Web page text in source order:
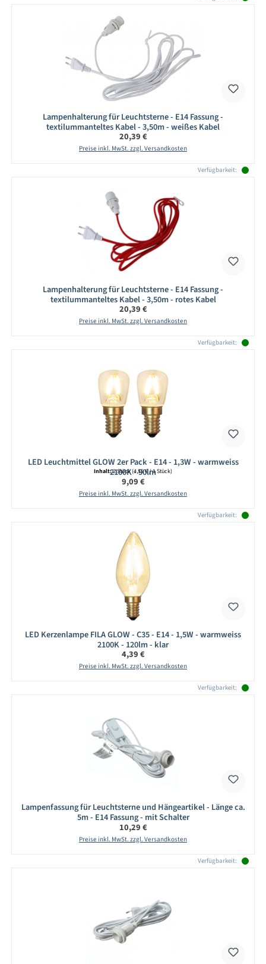
Lampenhalterung für Leuchtsterne - E14 Fassung -
textilummanteltes Kabel - 3,50m - weißes Kabel
Regulärer Preis:
20,39 €
Preise inkl. MwSt. zzgl. Versandkosten
Verfügbarkeit:
Lampenhalterung für Leuchtsterne - E14 Fassung -
textilummanteltes Kabel - 3,50m - rotes Kabel
Regulärer Preis:
20,39 €
Preise inkl. MwSt. zzgl. Versandkosten
Verfügbarkeit:
LED Leuchtmittel GLOW 2er Pack - E14 - 1,3W - warmweiss
2100K - 90lm
Inhalt:2 Stück(4,55 € / 1 Stück)
Regulärer Preis:
9,09 €
Preise inkl. MwSt. zzgl. Versandkosten
Verfügbarkeit:
LED Kerzenlampe FILA GLOW - C35 - E14 - 1,5W - warmweiss
2100K - 120lm - klar
Regulärer Preis:
4,39 €
Preise inkl. MwSt. zzgl. Versandkosten
Verfügbarkeit:
Lampenfassung für Leuchtsterne und Hängeartikel - Länge ca.
5m - E14 Fassung - mit Schalter
Regulärer Preis:
10,29 €
Preise inkl. MwSt. zzgl. Versandkosten
Verfügbarkeit: